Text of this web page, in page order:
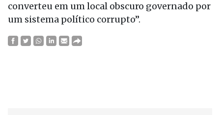
converteu em um local obscuro governado por
um sistema político corrupto”.